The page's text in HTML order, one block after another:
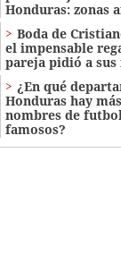
Honduras: zonas
Boda de
el impensable
pareja pidió a
¿En qué
Honduras hay
nombres de
famosos?